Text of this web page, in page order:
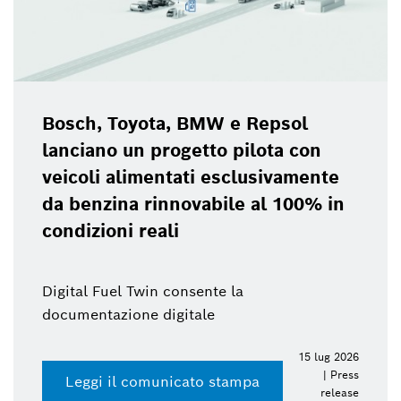
Bosch, Toyota, BMW e Repsol
lanciano un progetto pilota con
veicoli alimentati esclusivamente
da benzina rinnovabile al 100% in
condizioni reali
Digital Fuel Twin consente la
documentazione digitale
Leggi il comunicato stampa
15 lug 2026
| Press
release